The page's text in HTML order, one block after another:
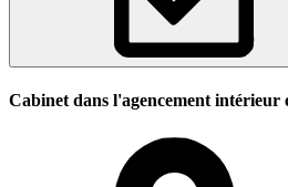
Cabinet dans l'agencement intérieur